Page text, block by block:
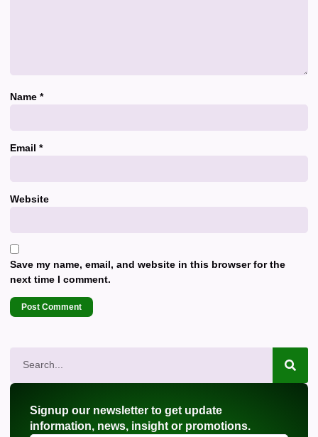
Name *
Email *
Website
Save my name, email, and website in this browser for the
next time I comment.
Signup our newsletter to get update
information, news, insight or promotions.